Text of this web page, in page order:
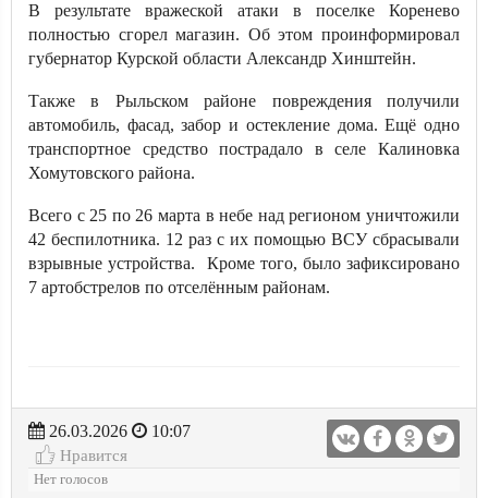
В результате вражеской атаки в поселке Коренево
полностью сгорел магазин. Об этом проинформировал
губернатор Курской области Александр Хинштейн.
Также в Рыльском районе повреждения получили
автомобиль, фасад, забор и остекление дома. Ещё одно
транспортное средство пострадало в селе Калиновка
Хомутовского района.
Всего с 25 по 26 марта в небе над регионом уничтожили
42 беспилотника. 12 раз с их помощью ВСУ сбрасывали
взрывные устройства. Кроме того, было зафиксировано
7 артобстрелов по отселённым районам.
26.03.2026
10:07
Нравится
Нет голосов